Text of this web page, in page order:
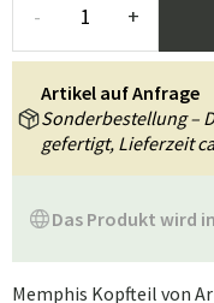
- +
Das Produkt wird
Artikel auf Anfrage
Sonderbestellung –
gefertigt, Lieferzeit
Memphis Kopfteil von